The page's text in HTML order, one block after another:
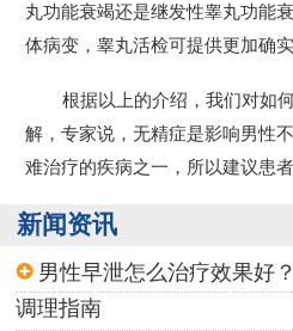
丸功能衰竭还是继发性睾丸功能
体病变，睾丸活检可提供更加确
根据以上的介绍，我们对如
解，专家说，无精症是影响男性
难治疗的疾病之一，所以建议患
新闻资讯
男性早泄怎么治疗效果好
调理指南